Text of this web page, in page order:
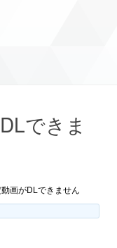
できま
画がDLできません